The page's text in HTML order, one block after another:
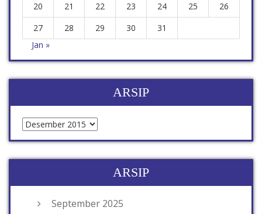
20
21 22 23 24 25
26
27
28 29 30
31
Jan »
ARSIP
ARSIP
September 2025